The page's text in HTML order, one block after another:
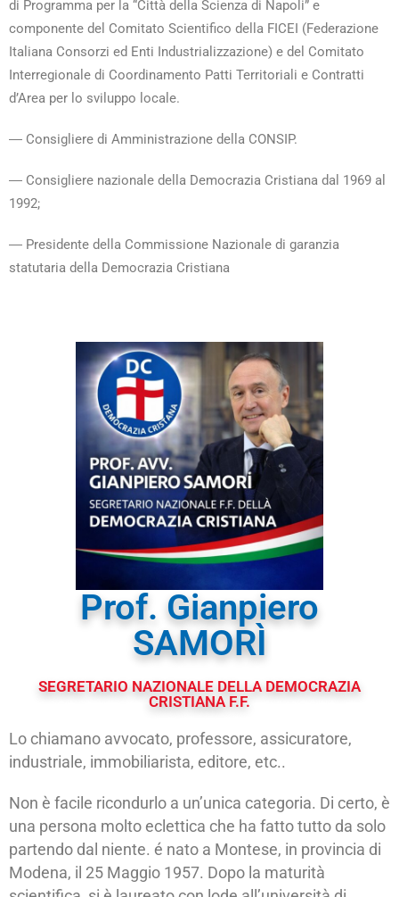
di Programma per la “Città della Scienza di Napoli” e
componente del Comitato Scientifico della FICEI (Federazione
Italiana Consorzi ed Enti Industrializzazione) e del Comitato
Interregionale di Coordinamento Patti Territoriali e Contratti
d’Area per lo sviluppo locale.
― Consigliere di Amministrazione della CONSIP.
― Consigliere nazionale della Democrazia Cristiana dal 1969 al
1992;
― Presidente della Commissione Nazionale di garanzia
statutaria della Democrazia Cristiana
Prof. Gianpiero
SAMORÌ
SEGRETARIO NAZIONALE DELLA DEMOCRAZIA
CRISTIANA F.F.
Lo chiamano avvocato, professore, assicuratore,
industriale, immobiliarista, editore, etc..
Non è facile ricondurlo a un’unica categoria. Di certo, è
una persona molto eclettica che ha fatto tutto da solo
partendo dal niente. é nato a Montese, in provincia di
Modena, il 25 Maggio 1957. Dopo la maturità